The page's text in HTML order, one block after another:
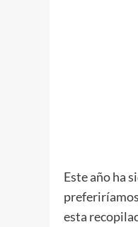
Este año ha
esta